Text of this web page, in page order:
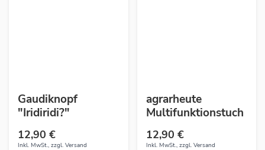
Gaudiknopf
"Iridiridi?"
12,90 €
Inkl. MwSt., zzgl. Versand
agrarheute
Multifunktionstuch
12,90 €
Inkl. MwSt., zzgl. Versand